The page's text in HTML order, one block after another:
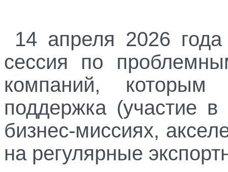
14 апреля 2026
сессия по
компаний,
поддержка (участие
бизнес-миссиях,
на регулярные